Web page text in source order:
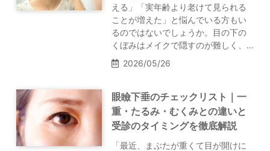
える」「実年齢より老けて見られる
ことが増えた」と悩んでいる方もい
るのではないでしょうか。目の下の
くぼみはメイクで隠すのが難しく、…
2026/05/26
眼瞼下垂のチェックリスト｜一
重・たるみ・むくみとの違いと
受診のタイミングを徹底解説
「最近、まぶたが重くて目が開けに